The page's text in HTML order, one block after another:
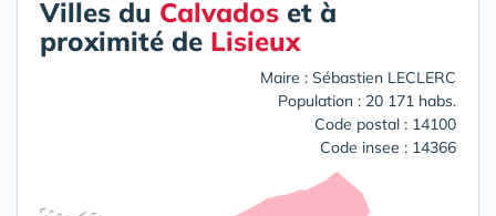
Villes du Calvados et à
proximité de Lisieux
Maire : Sébastien LECLERC
Population : 20 171 habs.
Code postal : 14100
Code insee : 14366